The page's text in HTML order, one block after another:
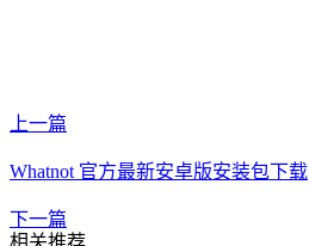
上一篇
Whatnot 官方最新安卓版安装包下载
下一篇
相关推荐